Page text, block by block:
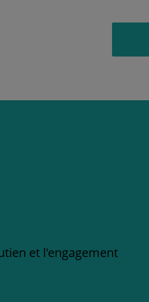
et l'engagement